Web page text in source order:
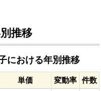
推移
における年別推移
単価 変動率 件数